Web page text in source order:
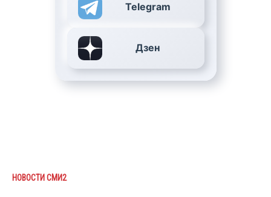
Telegram
Дзен
НОВОСТИ СМИ2